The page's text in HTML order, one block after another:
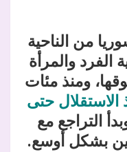
من الناحية
الفرد والمرأة
ومنذ مئات
الاستقلال حتى
التراجع مع
بشكل أوسع.